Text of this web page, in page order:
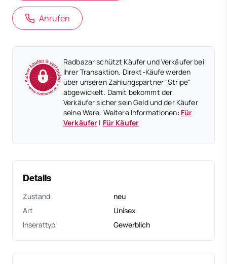
Anrufen
Radbazar schützt Käufer und Verkäufer bei
Ihrer Transaktion. Direkt-Käufe werden
über unseren Zahlungspartner "Stripe"
abgewickelt. Damit bekommt der
Verkäufer sicher sein Geld und der Käufer
seine Ware. Weitere Informationen: Für
Verkäufer | Für Käufer
Details
Zustand
neu
Art
Unisex
Inserattyp
Gewerblich